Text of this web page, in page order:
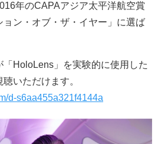
年のCAPAアジア太平洋航空賞
ン・オブ・ザ・イヤー」に選ば
HoloLens」を実験的に使用した
いただけます。
d-s6aa455a321f4144a